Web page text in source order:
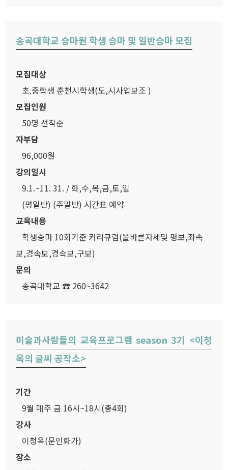
송곡대학교 승마원 학생 승마 및 일반승마 모집
모집대상
초.중학생 춘천시학생(도,시사업보조 )
모집인원
50명 선착순
자부담
96,000원
강의일시
9.1.~11. 31. / 화,수,목,금,토,일
(평일반) (주말반) 시간표 예약
교육내용
학생승마 10회기준 커리큐럼(올바른자세및 평보,좌속
보,경속보,경속보,구보)
문의
송곡대학교 ☎ 260~3642
미술과사람들의 교육프로그램 season 3기 <이청
옥의 글씨 공작소>
기간
9월 매주 금 16시~18시(총4회)
강사
이청옥(문인화가)
장소